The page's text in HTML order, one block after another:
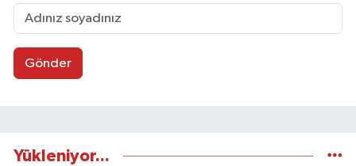
Gönder
Yükleniyor...